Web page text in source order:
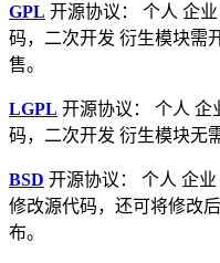
GPL 开源协议： 个人 企
码，二次开发 衍生模块需
售。
LGPL 开源协议： 个人 企
码，二次开发 衍生模块无
BSD 开源协议： 个人 企
修改源代码，还可将修改
布。